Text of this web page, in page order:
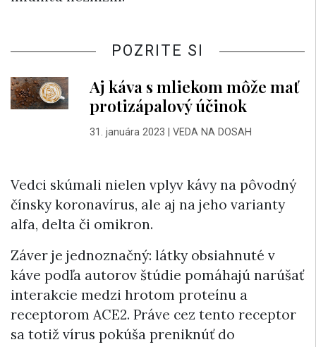
POZRITE SI
Aj káva s mliekom môže mať
protizápalový účinok
31. januára 2023 VEDA NA DOSAH
Vedci skúmali nielen vplyv kávy na pôvodný
čínsky koronavírus, ale aj na jeho varianty
alfa, delta či omikron.
Záver je jednoznačný: látky obsiahnuté v
káve podľa autorov štúdie pomáhajú narúšať
interakcie medzi hrotom proteínu a
receptorom ACE2. Práve cez tento receptor
sa totiž vírus pokúša preniknúť do